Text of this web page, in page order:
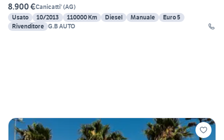
8.900 €Canicatti' (AG)
Usato
10/2013 110000 Km Diesel Manuale
Euro 5
Rivenditore G.B AUTO